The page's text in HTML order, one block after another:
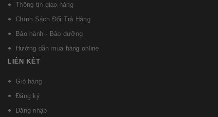
Thông tin giao hàng
Chính Sách Đổi Trả Hàng
Bảo hành - Bảo dưỡng
Hướng dẫn mua hàng online
LIÊN KẾT
Giỏ hàng
Đăng ký
Đăng nhập